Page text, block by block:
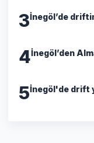
3İnegöl’de
4İnegöl’den
5İnegöl'de drift